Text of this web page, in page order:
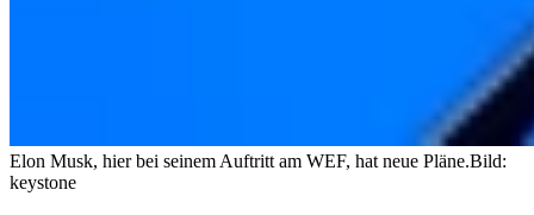
Elon Musk, hier bei seinem Auftritt am WEF, hat neue Pläne.Bild:
keystone